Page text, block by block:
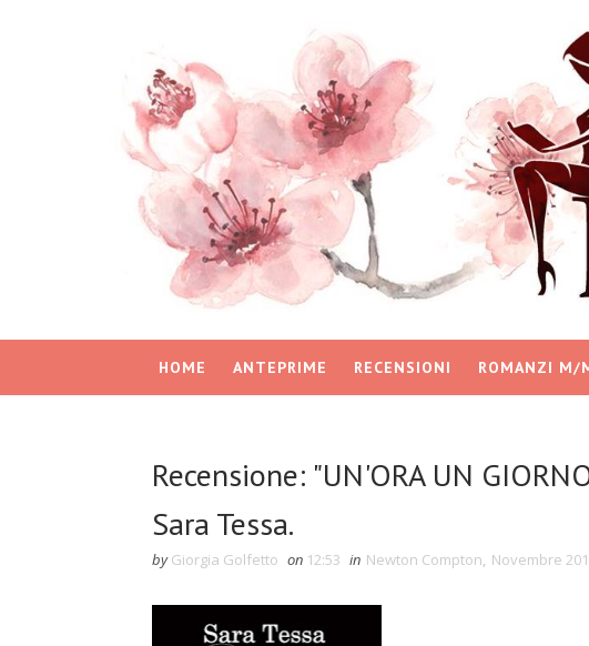
HOME ANTEPRIME RECENSIONI ROMANZI M/
Recensione: "UN'ORA UN
Sara Tessa.
by Giorgia Golfetto on 12:53 in Newton Compton, Novembre